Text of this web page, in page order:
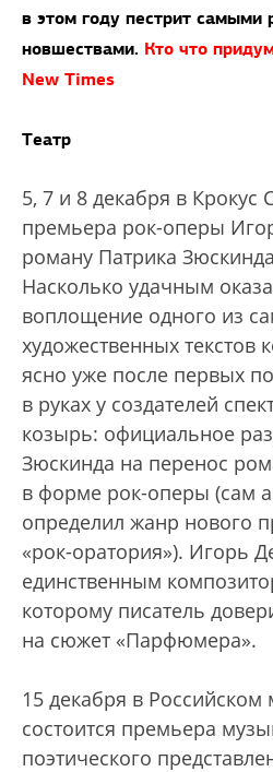
в этом году пестрит самыми
новшествами. Кто что
New Times
Театр
5, 7 и 8 декабря в Крокус
премьера рок-оперы
роману Патрика
Насколько удачным
воплощение одного из
художественных текстов
ясно уже после первых
в руках у создателей
козырь: официальное
Зюскинда на перенос
в форме рок-оперы (сам
определил жанр нового
«рок-оратория»). Игорь
единственным
которому писатель
на сюжет «Парфюмера».
15 декабря в
состоится премьера
поэтического